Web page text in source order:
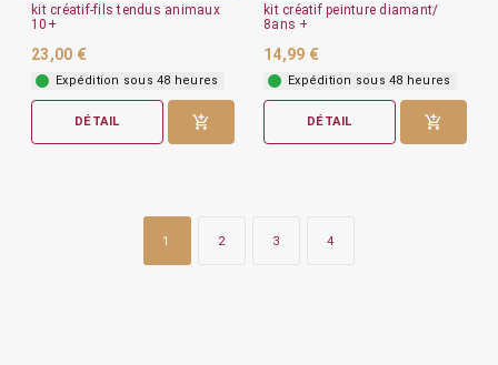
kit créatif-fils tendus animaux
10+
23,00 €
Expédition sous 48 heures
DÉTAIL
kit créatif peinture diamant/
8ans +
14,99 €
Expédition sous 48 heures
DÉTAIL
1 2 3 4